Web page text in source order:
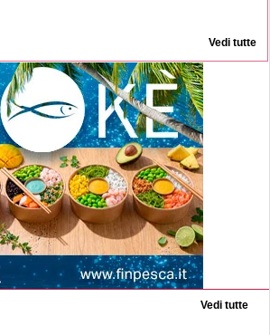
Vedi tutte
Vedi tutte